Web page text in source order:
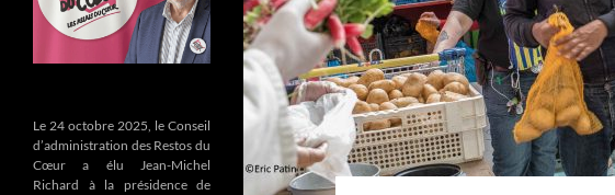
Le 24 octobre 2025, le Conseil
d’administration des Restos du
Cœur a élu Jean-Michel
Richard à la présidence de